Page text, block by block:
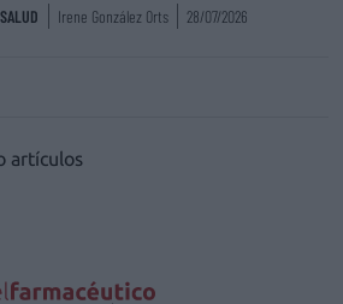
SALUD Irene González Orts 28/07/2026
artículos